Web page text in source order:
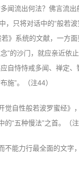
闻流出何法？佛言流出
，只将对话中的“般若波
》系统的文献，一方
”的沙门，就应亲近依
自恃恃戒多闻、禅定、
施”。（注44）
觉自性般若波罗蜜经》
“五种慢法”之首。（注
不能力行最全面的文字